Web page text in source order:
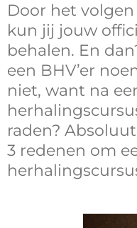
Door het
kun jij jouw
behalen. En
een BHV’er
niet, want na
raden?
3 redenen om